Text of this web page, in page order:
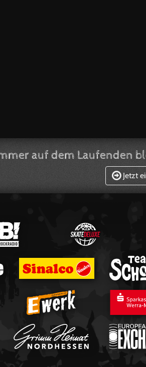
auf dem Laufenden
Jetzt